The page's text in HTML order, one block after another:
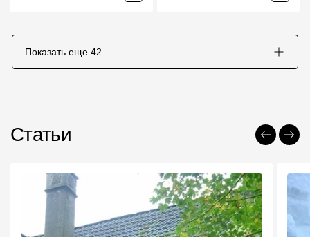
Показать еще 42
Статьи